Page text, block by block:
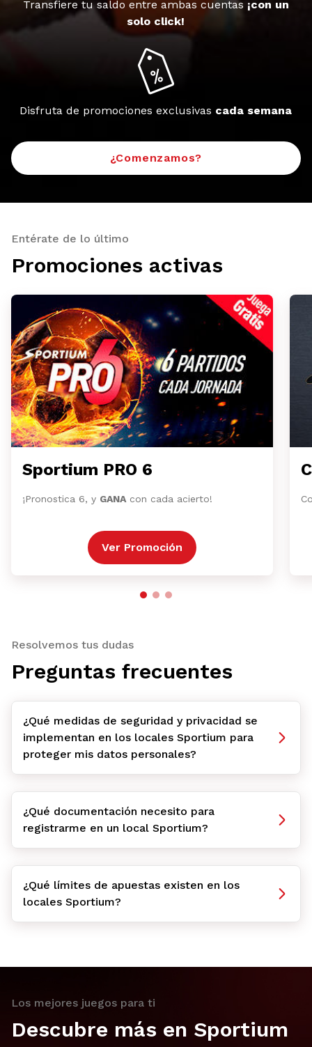
Transfiere tu saldo entre ambas cuentas ¡con un
solo click!
Disfruta de promociones exclusivas cada semana
¿Comenzamos?
Entérate de lo último
Promociones activas
Sportium PRO 6
¡Pronostica 6, y GANA con cada acierto!
Ver Promoción
Resolvemos tus dudas
Preguntas frecuentes
¿Qué medidas de seguridad y privacidad se
implementan en los locales Sportium para
proteger mis datos personales?
¿Qué documentación necesito para
registrarme en un local Sportium?
¿Qué límites de apuestas existen en los
locales Sportium?
Los mejores juegos para ti
Descubre más en Sportium